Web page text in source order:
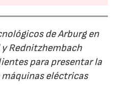
de Arburg en
Rednitzhembach
para presentar la
máquinas eléctricas